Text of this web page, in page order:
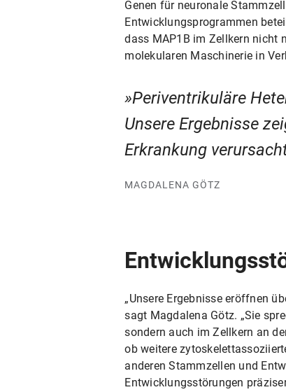
Genen für neuronale
Entwicklungsprogrammen
dass MAP1B im Zellkern nicht
molekularen Maschinerie in
Periventrikuläre
Unsere Ergebnisse
Erkrankung
MAGDALENA GÖTZ
„Unsere Ergebnisse eröffnen
sagt Magdalena Götz. „Sie
sondern auch im Zellkern an
ob weitere
anderen Stammzellen und
Entwicklungsstörungen